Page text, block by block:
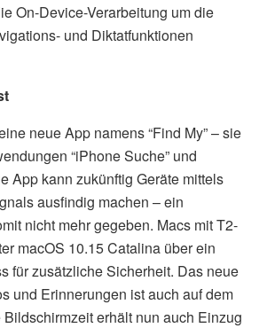
On-Device-Verarbeitung um die
und Diktatfunktionen
neue App namens “Find My” – sie
“iPhone Suche” und
App kann zukünftig Geräte mittels
ausfindig machen – ein
nicht mehr gegeben. Macs mit T2-
macOS 10.15 Catalina über ein
für zusätzliche Sicherheit. Das neue
und Erinnerungen ist auch auf dem
Bildschirmzeit erhält nun auch Einzug